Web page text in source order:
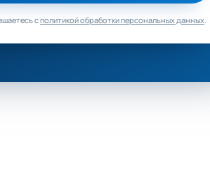
сполитикой обработки персональных данных.